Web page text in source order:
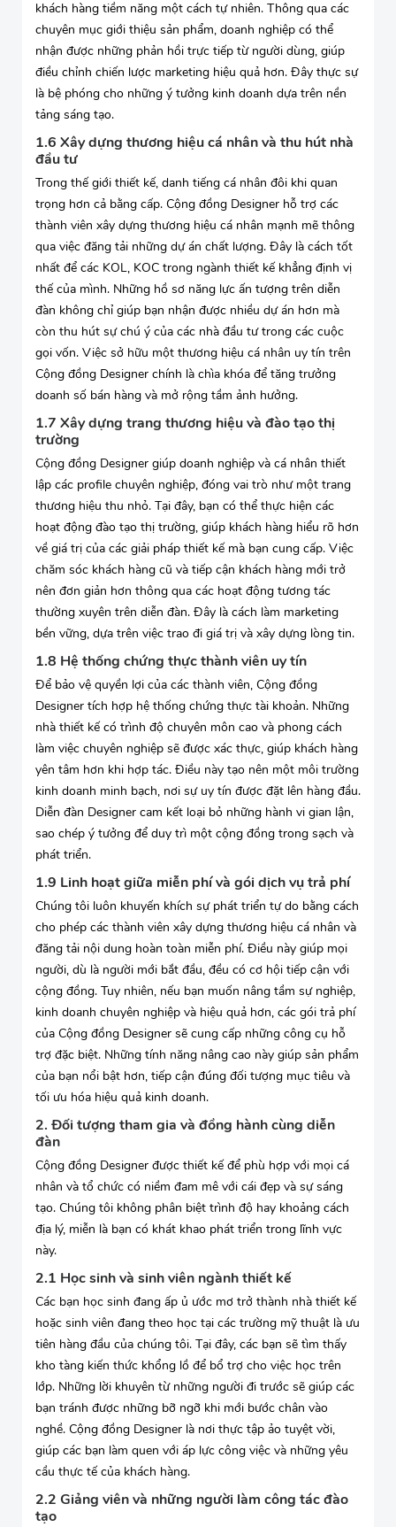
khách hàng tiềm năng một cách tự nhiên. Thông qua các
chuyên mục giới thiệu sản phẩm, doanh nghiệp có thể
nhận được những phản hồi trực tiếp từ người dùng, giúp
điều chỉnh chiến lược marketing hiệu quả hơn. Đây thực sự
là bệ phóng cho những ý tưởng kinh doanh dựa trên nền
tảng sáng tạo.
1.6 Xây dựng thương hiệu cá nhân và thu hút nhà
đầu tư
Trong thế giới thiết kế, danh tiếng cá nhân đôi khi quan
trọng hơn cả bằng cấp. Cộng đồng Designer hỗ trợ các
thành viên xây dựng thương hiệu cá nhân mạnh mẽ thông
qua việc đăng tải những dự án chất lượng. Đây là cách tốt
nhất để các KOL, KOC trong ngành thiết kế khẳng định vị
thế của mình. Những hồ sơ năng lực ấn tượng trên diễn
đàn không chỉ giúp bạn nhận được nhiều dự án hơn mà
còn thu hút sự chú ý của các nhà đầu tư trong các cuộc
gọi vốn. Việc sở hữu một thương hiệu cá nhân uy tín trên
Cộng đồng Designer chính là chìa khóa để tăng trưởng
doanh số bán hàng và mở rộng tầm ảnh hưởng.
1.7 Xây dựng trang thương hiệu và đào tạo thị
trường
Cộng đồng Designer giúp doanh nghiệp và cá nhân thiết
lập các profile chuyên nghiệp, đóng vai trò như một trang
thương hiệu thu nhỏ. Tại đây, bạn có thể thực hiện các
hoạt động đào tạo thị trường, giúp khách hàng hiểu rõ hơn
về giá trị của các giải pháp thiết kế mà bạn cung cấp. Việc
chăm sóc khách hàng cũ và tiếp cận khách hàng mới trở
nên đơn giản hơn thông qua các hoạt động tương tác
thường xuyên trên diễn đàn. Đây là cách làm marketing
bền vững, dựa trên việc trao đi giá trị và xây dựng lòng tin.
1.8 Hệ thống chứng thực thành viên uy tín
Để bảo vệ quyền lợi của các thành viên, Cộng đồng
Designer tích hợp hệ thống chứng thực tài khoản. Những
nhà thiết kế có trình độ chuyên môn cao và phong cách
làm việc chuyên nghiệp sẽ được xác thực, giúp khách hàng
yên tâm hơn khi hợp tác. Điều này tạo nên một môi trường
kinh doanh minh bạch, nơi sự uy tín được đặt lên hàng đầu.
Diễn đàn Designer cam kết loại bỏ những hành vi gian lận,
sao chép ý tưởng để duy trì một cộng đồng trong sạch và
phát triển.
1.9 Linh hoạt giữa miễn phí và gói dịch vụ trả phí
Chúng tôi luôn khuyến khích sự phát triển tự do bằng cách
cho phép các thành viên xây dựng thương hiệu cá nhân và
đăng tải nội dung hoàn toàn miễn phí. Điều này giúp mọi
người, dù là người mới bắt đầu, đều có cơ hội tiếp cận với
cộng đồng. Tuy nhiên, nếu bạn muốn nâng tầm sự nghiệp,
kinh doanh chuyên nghiệp và hiệu quả hơn, các gói trả phí
của Cộng đồng Designer sẽ cung cấp những công cụ hỗ
trợ đặc biệt. Những tính năng nâng cao này giúp sản phẩm
của bạn nổi bật hơn, tiếp cận đúng đối tượng mục tiêu và
tối ưu hóa hiệu quả kinh doanh.
2. Đối tượng tham gia và đồng hành cùng diễn
đàn
Cộng đồng Designer được thiết kế để phù hợp với mọi cá
nhân và tổ chức có niềm đam mê với cái đẹp và sự sáng
tạo. Chúng tôi không phân biệt trình độ hay khoảng cách
địa lý, miễn là bạn có khát khao phát triển trong lĩnh vực
này.
2.1 Học sinh và sinh viên ngành thiết kế
Các bạn học sinh đang ấp ủ ước mơ trở thành nhà thiết kế
hoặc sinh viên đang theo học tại các trường mỹ thuật là ưu
tiên hàng đầu của chúng tôi. Tại đây, các bạn sẽ tìm thấy
kho tàng kiến thức khổng lồ để bổ trợ cho việc học trên
lớp. Những lời khuyên từ những người đi trước sẽ giúp các
bạn tránh được những bỡ ngỡ khi mới bước chân vào
nghề. Cộng đồng Designer là nơi thực tập ảo tuyệt vời,
giúp các bạn làm quen với áp lực công việc và những yêu
cầu thực tế của khách hàng.
2.2 Giảng viên và những người làm công tác đào
tạo